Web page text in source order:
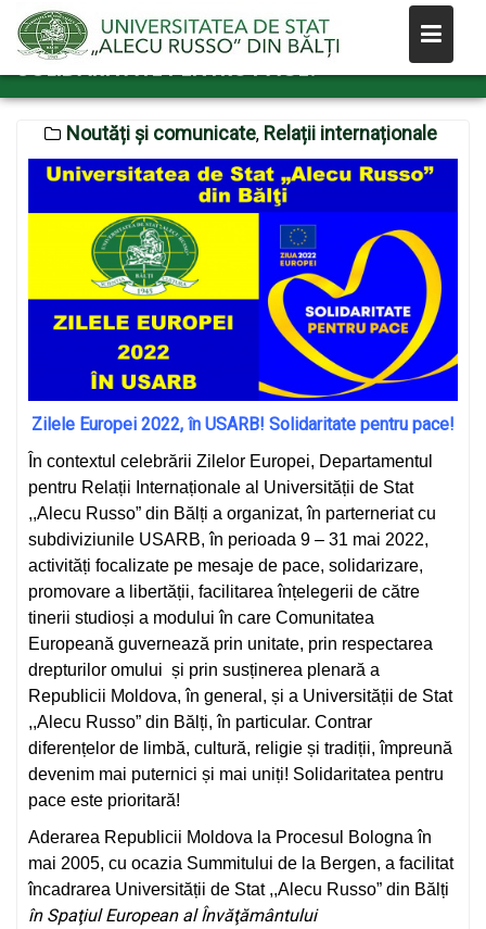
content
ZILELE EUROPEI 2022, ÎN USARB!
SOLIDARITATE PENTRU PACE!
Noutăți și comunicate, Relații internaționale
Zilele Europei 2022, în USARB! Solidaritate pentru pace!
În contextul celebrării Zilelor Europei, Departamentul
pentru Relații Internaționale al Universității de Stat
,,Alecu Russo” din Bălți a organizat, în parterneriat cu
subdiviziunile USARB, în perioada 9 – 31 mai 2022,
activități focalizate pe mesaje de pace, solidarizare,
promovare a libertății, facilitarea înțelegerii de către
tinerii studioși a modului în care Comunitatea
Europeană guvernează prin unitate, prin respectarea
drepturilor omului și prin susținerea plenară a
Republicii Moldova, în general, și a Universității de Stat
,,Alecu Russo” din Bălți, în particular. Contrar
diferențelor de limbă, cultură, religie și tradiții, împreună
devenim mai puternici și mai uniți! Solidaritatea pentru
pace este prioritară!
Aderarea Republicii Moldova la Procesul Bologna în
mai 2005, cu ocazia Summitului de la Bergen, a facilitat
încadrarea Universității de Stat ,,Alecu Russo” din Bălți
în Spaţiul European al Învăţământului